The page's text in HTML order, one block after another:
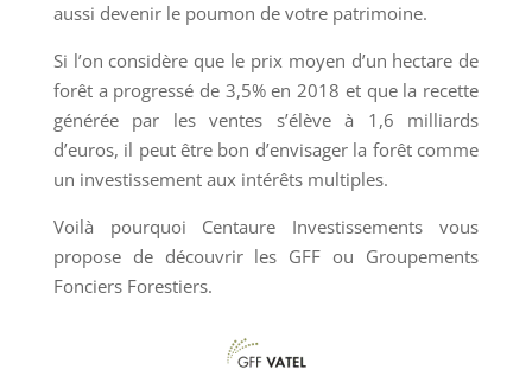
aussi devenir le poumon de votre patrimoine.
Si l’on considère que le prix moyen d’un hectare de
forêt a progressé de 3,5% en 2018 et que la recette
générée par les ventes s’élève à 1,6 milliards
d’euros, il peut être bon d’envisager la forêt comme
un investissement aux intérêts multiples.
Voilà pourquoi Centaure Investissements vous
propose de découvrir les GFF ou Groupements
Fonciers Forestiers.